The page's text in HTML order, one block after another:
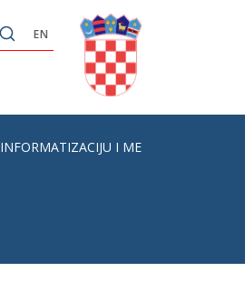
EN
I MEDIJE